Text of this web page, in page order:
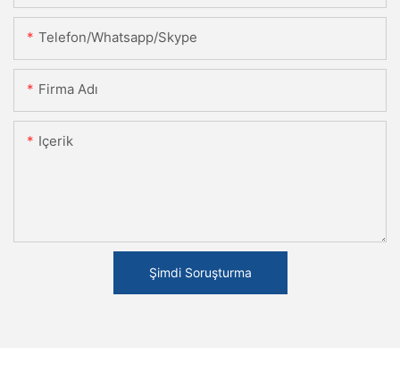
Telefon/Whatsapp/Skype
Firma Adı
Içerik
Şimdi Soruşturma